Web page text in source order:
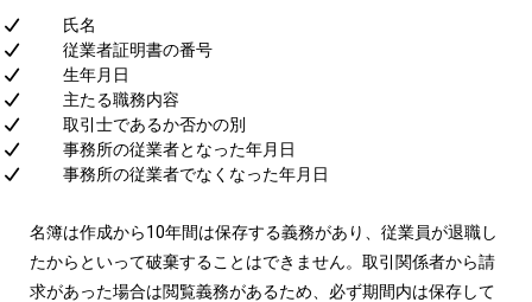
氏名
従業者証明書の番号
生年月日
主たる職務内容
取引士であるか否かの別
事務所の従業者となった年月日
事務所の従業者でなくなった年月日
名簿は作成から10年間は保存する義務があり、従業員が退職し
たからといって破棄することはできません。取引関係者から請
求があった場合は閲覧義務があるため、必ず期間内は保存して